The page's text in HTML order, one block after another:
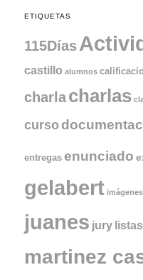
ETIQUETAS
115Días
castillo alumnos
charlacharlas
curso
entregas enunciado
gelabert imágenes
juanes jury listas
martinez